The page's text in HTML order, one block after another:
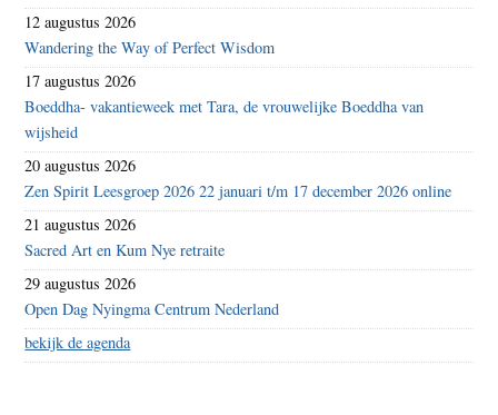
12 augustus 2026
Wandering the Way of Perfect Wisdom
17 augustus 2026
Boeddha- vakantieweek met Tara, de vrouwelijke Boeddha van
wijsheid
20 augustus 2026
Zen Spirit Leesgroep 2026 22 januari t/m 17 december 2026 online
21 augustus 2026
Sacred Art en Kum Nye retraite
29 augustus 2026
Open Dag Nyingma Centrum Nederland
bekijk de agenda